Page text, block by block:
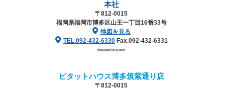
本社
〒812-0015
福岡県福岡市博多区山王一丁目16番33号
地図を見る
TEL.092-432-6330Fax.092-432-6331
fukuoka@ys-p.com
ピタットハウス博多筑紫通り店
〒812-0015